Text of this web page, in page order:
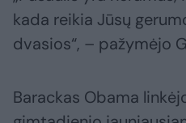
kada reikia Jūsų
dvasios“, – pažymėjo
Barackas Obama